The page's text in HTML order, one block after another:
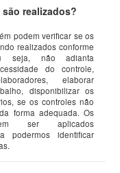
realizados?
podem verificar se os
realizados conforme
seja, não adianta
do controle,
elaborar
disponibilizar os
se os controles não
forma adequada. Os
ser aplicados
podermos identificar